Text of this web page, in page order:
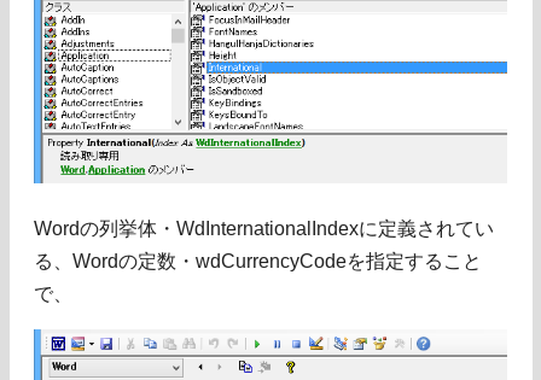
Wordの列挙体・WdInternationalIndexに定義されてい
る、Wordの定数・wdCurrencyCodeを指定すること
で、